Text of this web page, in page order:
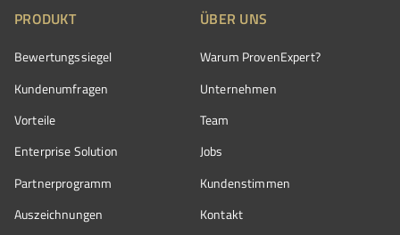
PRODUKT
Bewertungssiegel
Kundenumfragen
Vorteile
Enterprise Solution
Partnerprogramm
Auszeichnungen
ÜBER UNS
Warum ProvenExpert?
Unternehmen
Team
Jobs
Kundenstimmen
Kontakt